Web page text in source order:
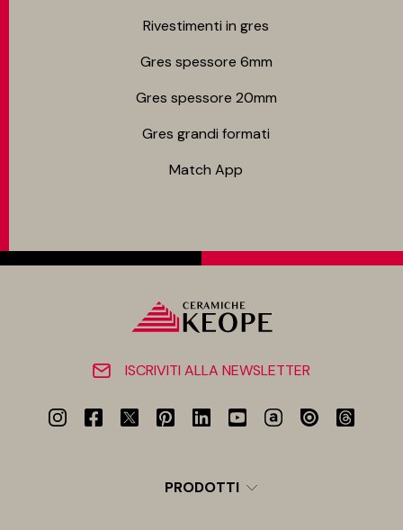
Rivestimenti in gres
Gres spessore 6mm
Gres spessore 20mm
Gres grandi formati
Match App
ISCRIVITI ALLA NEWSLETTER
PRODOTTI